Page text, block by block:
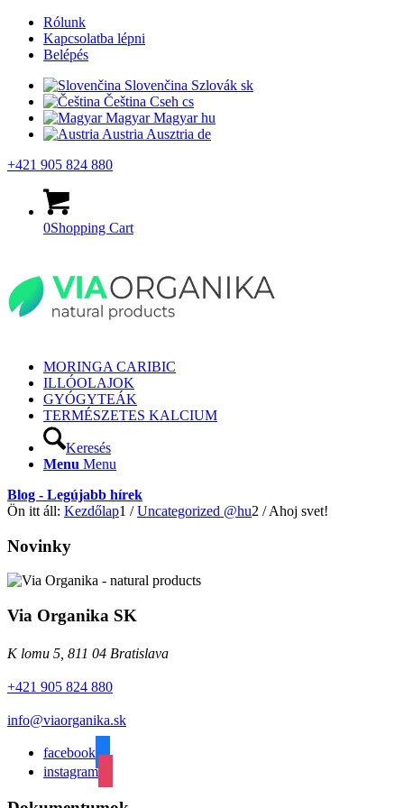
Rólunk
Kapcsolatba lépni
Belépés
Slovenčina Szlovák sk
Čeština Cseh cs
Magyar Magyar hu
Austria Ausztria de
+421 905 824 880
0Shopping Cart
MORINGA CARIBIC
ILLÓOLAJOK
GYÓGYTEÁK
TERMÉSZETES KALCIUM
Keresés
Menu Menu
Blog - Legújabb hírek
Ön itt áll: Kezdőlap1 / Uncategorized @hu2 / Ahoj svet!
Novinky
Via Organika SK
K lomu 5, 811 04 Bratislava
+421 905 824 880
info@viaorganika.sk
facebook
instagram